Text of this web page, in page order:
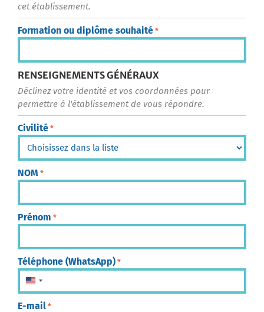
cet établissement.
Formation ou diplôme souhaité *
RENSEIGNEMENTS GÉNÉRAUX
Déclinez votre identité et vos coordonnées pour
permettre à l'établissement de vous répondre.
Civilité *
NOM *
Prénom *
Téléphone (WhatsApp) *
États-Unis +1
E-mail *